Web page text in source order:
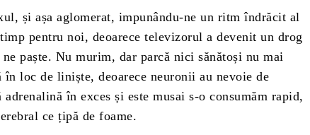
și așa aglomerat, impunându-ne un ritm îndrăcit al
pentru noi, deoarece televizorul a devenit un drog
paște. Nu murim, dar parcă nici sănătoși nu mai
în loc de liniște, deoarece neuronii au nevoie de
în exces și este musai s-o consumăm rapid,
ce țipă de foame.